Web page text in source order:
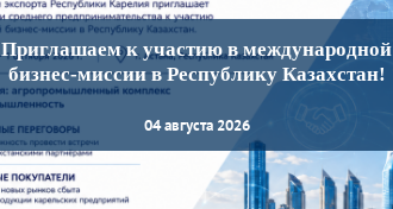
Приглашаем к участию в международной
бизнес-миссии в Республику Казахстан!
04 августа 2026